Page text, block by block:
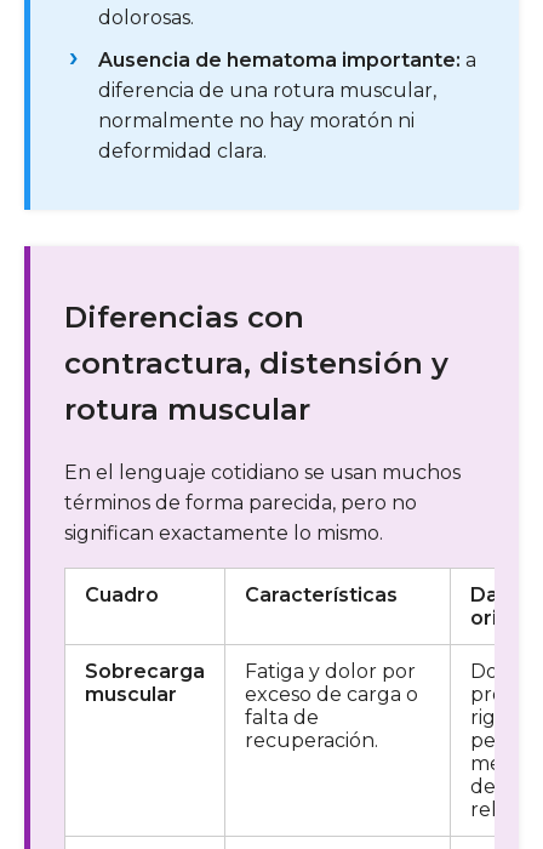
dolorosas.
Ausencia de hematoma importante: a
diferencia de una rotura muscular,
normalmente no hay moratón ni
deformidad clara.
Diferencias con
contractura, distensión y
rotura muscular
En el lenguaje cotidiano se usan muchos
términos de forma parecida, pero no
significan exactamente lo mismo.
Cuadro Características
Datos
Sobrecarga
muscular
Fatiga y dolor por
exceso de carga o
falta de
recuperación.
Dolor
rigidez,
mejora